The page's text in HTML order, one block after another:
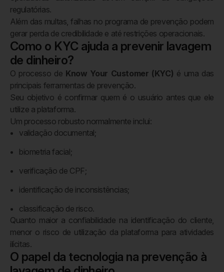
regulatórias.
Além das multas, falhas no programa de prevenção podem
gerar perda de credibilidade e até restrições operacionais.
Como o KYC ajuda a prevenir lavagem
de dinheiro?
O processo de Know Your Customer (KYC) é uma das
principais ferramentas de prevenção.
Seu objetivo é confirmar quem é o usuário antes que ele
utilize a plataforma.
Um processo robusto normalmente inclui:
validação documental;
biometria facial;
verificação de CPF;
identificação de inconsistências;
classificação de risco.
Quanto maior a confiabilidade na identificação do cliente,
menor o risco de utilização da plataforma para atividades
ilícitas.
O papel da tecnologia na prevenção à